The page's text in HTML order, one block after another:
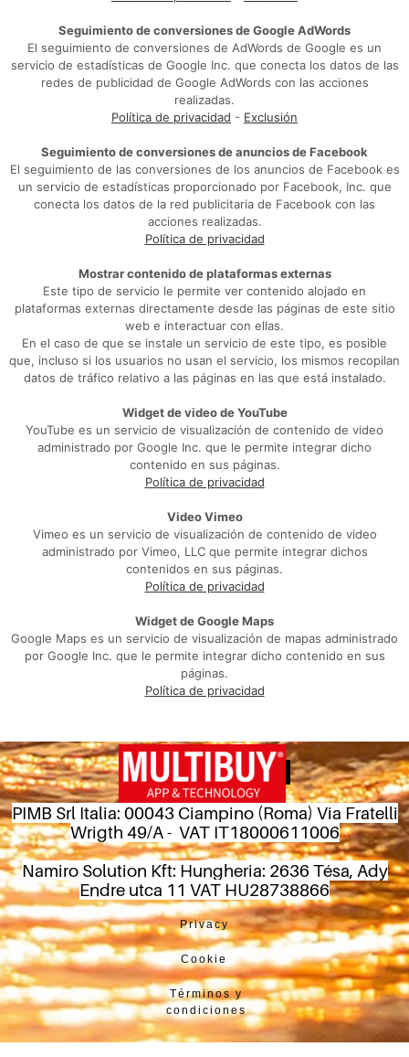
Seguimiento de conversiones de Google AdWords
El seguimiento de conversiones de AdWords de Google es un
servicio de estadísticas de Google Inc. que conecta los datos de las
redes de publicidad de Google AdWords con las acciones
realizadas.
Política de privacidad - Exclusión
Seguimiento de conversiones de anuncios de Facebook
El seguimiento de las conversiones de los anuncios de Facebook es
un servicio de estadísticas proporcionado por Facebook, Inc. que
conecta los datos de la red publicitaria de Facebook con las
acciones realizadas.
Política de privacidad
Mostrar contenido de plataformas externas
Este tipo de servicio le permite ver contenido alojado en
plataformas externas directamente desde las páginas de este sitio
web e interactuar con ellas.
En el caso de que se instale un servicio de este tipo, es posible
que, incluso si los usuarios no usan el servicio, los mismos recopilan
datos de tráfico relativo a las páginas en las que está instalado.
Widget de video de YouTube
YouTube es un servicio de visualización de contenido de video
administrado por Google Inc. que le permite integrar dicho
contenido en sus páginas.
Política de privacidad
Video Vimeo
Vimeo es un servicio de visualización de contenido de video
administrado por Vimeo, LLC que permite integrar dichos
contenidos en sus páginas.
Política de privacidad
Widget de Google Maps
Google Maps es un servicio de visualización de mapas administrado
por Google Inc. que le permite integrar dicho contenido en sus
páginas.
Política de privacidad
PIMB Srl Italia: 00043 Ciampino (Roma) Via Fratelli
Wrigth 49/A - VAT IT18000611006
Namiro Solution Kft: Hungheria: 2636 Tésa, Ady
Endre utca 11 VAT HU28738866
Privacy
Cookie
Términos y
condiciones